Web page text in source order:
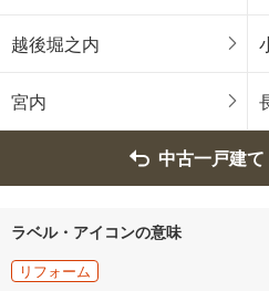
南魚沼市
西蒲原郡弥彦村
越後堀之内
宮内
中古一戸建
ラベル・アイコンの意味
リフォーム